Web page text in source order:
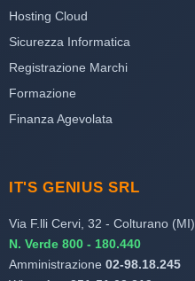
Hosting Cloud
Sicurezza Informatica
Registrazione Marchi
Formazione
Finanza Agevolata
IT'S GENIUS SRL
Via F.lli Cervi, 32 - Colturano (MI)
N. Verde 800 - 180.440
Amministrazione 02-98.18.245